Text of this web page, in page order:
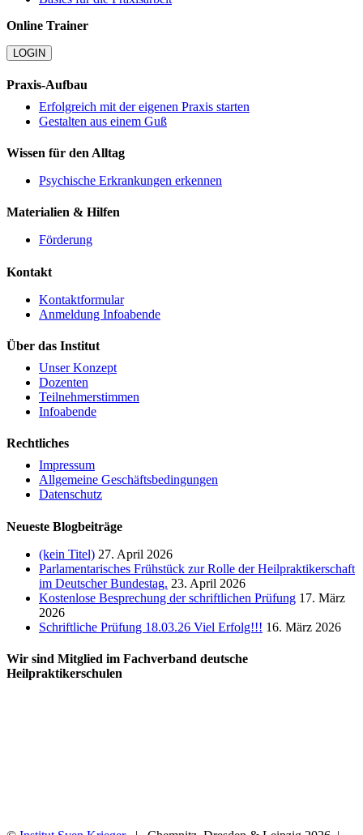
Online Trainer
LOGIN
Praxis-Aufbau
Erfolgreich mit der eigenen Praxis starten
Gestalten aus einem Guß
Wissen für den Alltag
Psychische Erkrankungen erkennen
Materialien & Hilfen
Förderung
Kontakt
Kontaktformular
Anmeldung Infoabende
Über das Institut
Unser Konzept
Dozenten
Teilnehmerstimmen
Infoabende
Rechtliches
Impressum
Allgemeine Geschäftsbedingungen
Datenschutz
Neueste Blogbeiträge
(kein Titel) 27. April 2026
Parlamentarisches Frühstück zur Rolle der Heilpraktikerschaft
im Deutscher Bundestag. 23. April 2026
Kostenlose Besprechung der schriftlichen Prüfung 17. März
2026
Schriftliche Prüfung 18.03.26 Viel Erfolg!!! 16. März 2026
Wir sind Mitglied im Fachverband deutsche
Heilpraktikerschulen